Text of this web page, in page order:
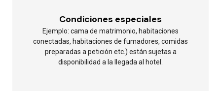
Condiciones especiales
Ejemplo: cama de matrimonio, habitaciones
conectadas, habitaciones de fumadores, comidas
preparadas a petición etc.) están sujetas a
disponibilidad a la llegada al hotel.